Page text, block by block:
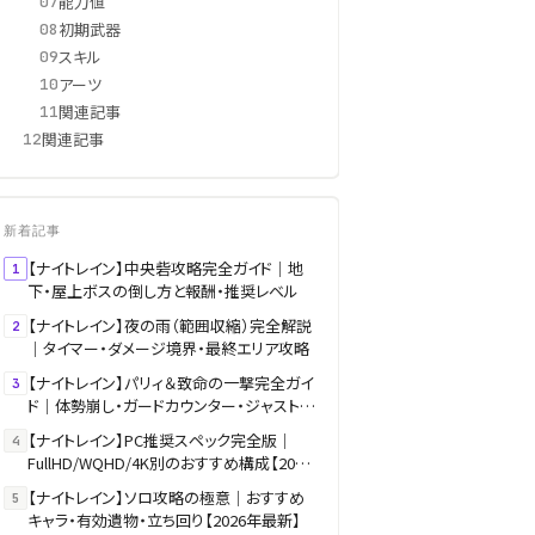
08初期武器
09スキル
10アーツ
11関連記事
12関連記事
新着記事
1
【ナイトレイン】中央砦攻略完全ガイド｜地
下・屋上ボスの倒し方と報酬・推奨レベル
2
【ナイトレイン】夜の雨（範囲収縮）完全解説
｜タイマー・ダメージ境界・最終エリア攻略
3
【ナイトレイン】パリィ＆致命の一撃完全ガイ
ド｜体勢崩し・ガードカウンター・ジャスト回
避
4
【ナイトレイン】PC推奨スペック完全版｜
FullHD/WQHD/4K別のおすすめ構成【2026
年最新】
5
【ナイトレイン】ソロ攻略の極意｜おすすめ
キャラ・有効遺物・立ち回り【2026年最新】